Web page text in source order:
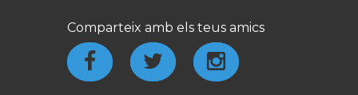
Comparteix amb els teus amics